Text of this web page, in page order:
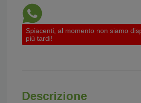
Spiacenti, al momento non siamo
più tardi!
Descrizione